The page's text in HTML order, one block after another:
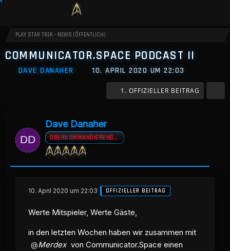
PLAY STAR TREK - NEWS (ÖFFENTLICH)
COMMUNICATOR.SPACE PODCAST II
DAVE DANAHER 10. APRIL 2020 UM 22:03
1. OFFIZIELLER BEITRAG
Dave Danaher
OBERKOMMANDIERENDER A.D
10. April 2020 um 22:03 OFFIZIELLER BEITRAG
Werte Mitspieler, Werte Gäste,
in den letzten Wochen haben wir zusammen mit
Merdex von Communicator.Space einen